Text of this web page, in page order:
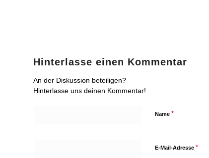
Hinterlasse einen Kommentar
An der Diskussion beteiligen?
Hinterlasse uns deinen Kommentar!
Name *
E-Mail-Adresse *